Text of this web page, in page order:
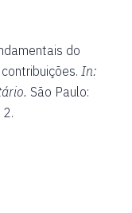
do
In:
São Paulo: